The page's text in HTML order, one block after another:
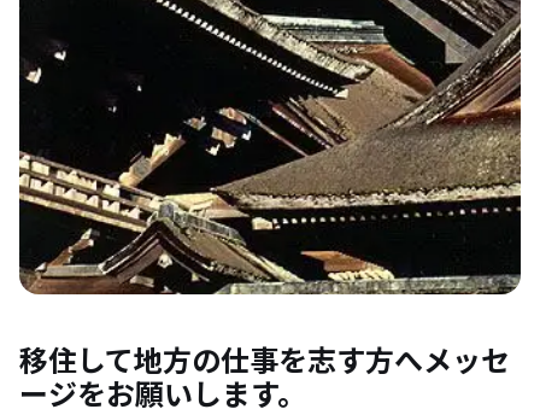
移住して地方の仕事を志す方へメッセ
ージをお願いします。